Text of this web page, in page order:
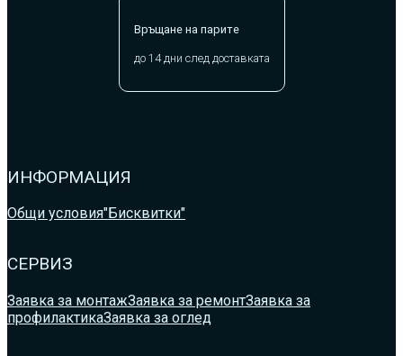
Връщане на парите
до 14 дни след доставката
ИНФОРМАЦИЯ
Общи условия"Бисквитки"
СЕРВИЗ
Заявка за монтажЗаявка за ремонтЗаявка за
профилактикаЗаявка за оглед